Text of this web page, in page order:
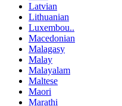
Latvian
Lithuanian
Luxembou..
Macedonian
Malagasy
Malay
Malayalam
Maltese
Maori
Marathi